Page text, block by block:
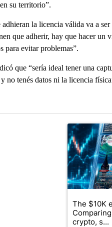
su territorio”.
adhieran la licencia válida va a
que adherir, hay que hacer un
para evitar problemas”.
que “sería ideal tener una
no tenés datos ni la licencia
commented articles in the
A trending
The $10K
crypto, s...